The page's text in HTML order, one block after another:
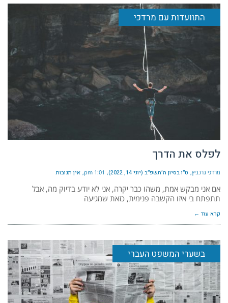
התוועדות עם מרדכי
לפלס את הדרך
מרדכי גרנביץ ט״ו בסיון ה׳תשפ״ב (יוני 14, 2022) 1:01 pm אין תגובות
אם אני מבקש אמת, משהו כבר יקרה, אני לא יודע בדיוק מה, אבל
תתפתח בי איזו הקשבה פנימית, כזאת שמגיעה
קרא עוד ←
בשערי המשפט העברי